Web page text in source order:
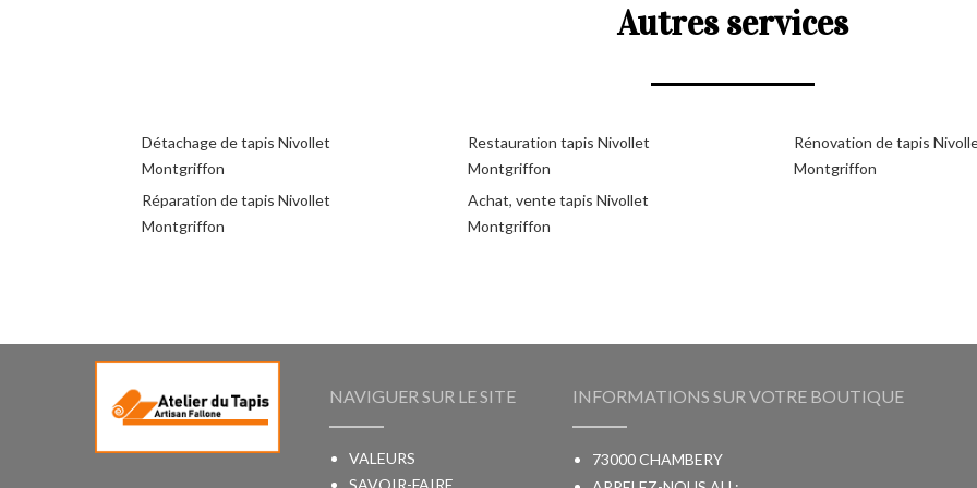
Autres services
Détachage de tapis Nivollet
Montgriffon
Réparation de tapis Nivollet
Montgriffon
Restauration tapis Nivollet
Montgriffon
Achat, vente tapis Nivollet
Montgriffon
Rénovation de tapis
Montgriffon
NAVIGUER SUR LE SITE
VALEURS
INFORMATIONS SUR VOTRE BOUTIQUE
73000 CHAMBERY